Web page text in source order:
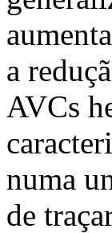
a
AVCs
numa
de